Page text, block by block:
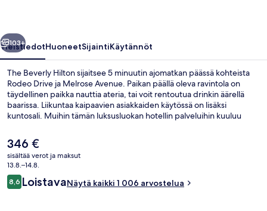
Seuraava
103+
YleistiedotHuoneetSijaintiKäytännöt
The Beverly Hilton sijaitsee 5 minuutin ajomatkan päässä kohteista
Rodeo Drive ja Melrose Avenue. Paikan päällä oleva ravintola on
täydellinen paikka nauttia ateria, tai voit rentoutua drinkin äärellä
baarissa. Liikuntaa kaipaavien asiakkaiden käytössä on lisäksi
kuntosali. Muihin tämän luksusluokan hotellin palveluihin kuuluu
avuliasta henkilökuntaa.
Nykyinen
hinta
on
346 €
346 €
sisältää verot ja maksut
13.8.–14.8.
Arvostelut
8,68,6 kautta 10.
LoistavaNäytä kaikki 1 006 arvostelua